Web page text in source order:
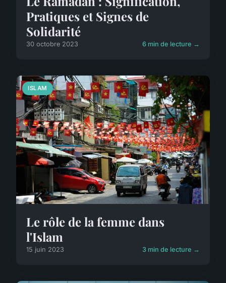
Pratiques et Signes de
Solidarité
30 octobre 2023 6 min de lecture →
ISLAM
Le rôle de la femme dans
l'Islam
15 juin 2023 3 min de lecture →